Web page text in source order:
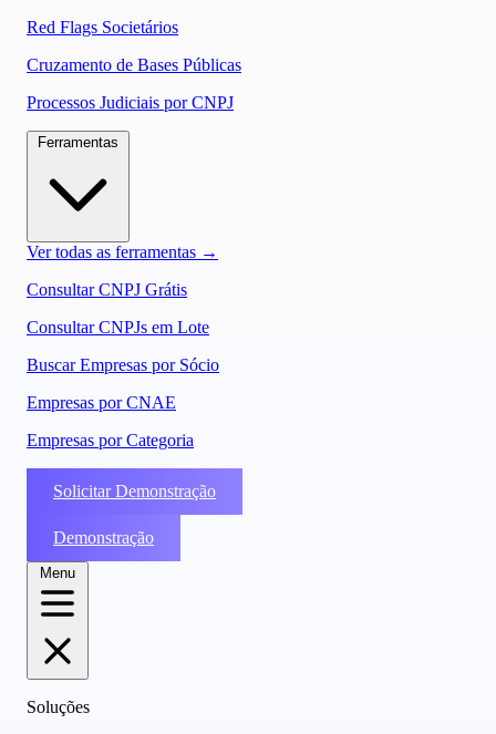
Red Flags Societários
Cruzamento de Bases Públicas
Processos Judiciais por CNPJ
Ver todas as ferramentas →
Consultar CNPJ Grátis
Consultar CNPJs em Lote
Buscar Empresas por Sócio
Empresas por CNAE
Empresas por Categoria
Solicitar Demonstração
Demonstração
Menu
Soluções